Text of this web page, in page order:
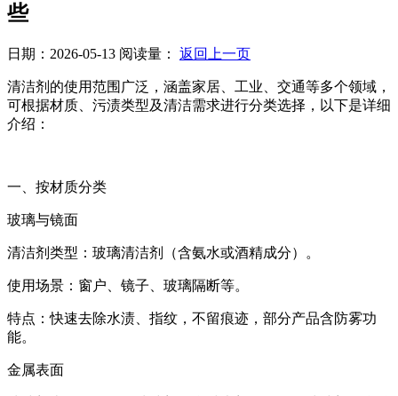
些
日期：2026-05-13 阅读量： 返回上一页
清洁剂的使用范围广泛，涵盖家居、工业、交通等多个领域，
可根据材质、污渍类型及清洁需求进行分类选择，以下是详细
介绍：
一、按材质分类
玻璃与镜面
清洁剂类型：玻璃清洁剂（含氨水或酒精成分）。
使用场景：窗户、镜子、玻璃隔断等。
特点：快速去除水渍、指纹，不留痕迹，部分产品含防雾功
能。
金属表面